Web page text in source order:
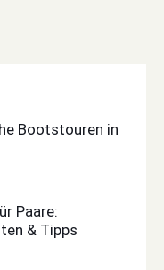
Bootstouren in
Paare:
& Tipps